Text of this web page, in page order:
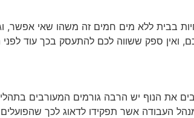
בבית ללא מים חמים זה משהו שאי אפשר,
ואין ספק ששווה לכם להתעסק בכך עוד
את הנוף יש הרבה גורמים המעורבים
אשר תפקידו לדאוג לכך שהפועלים